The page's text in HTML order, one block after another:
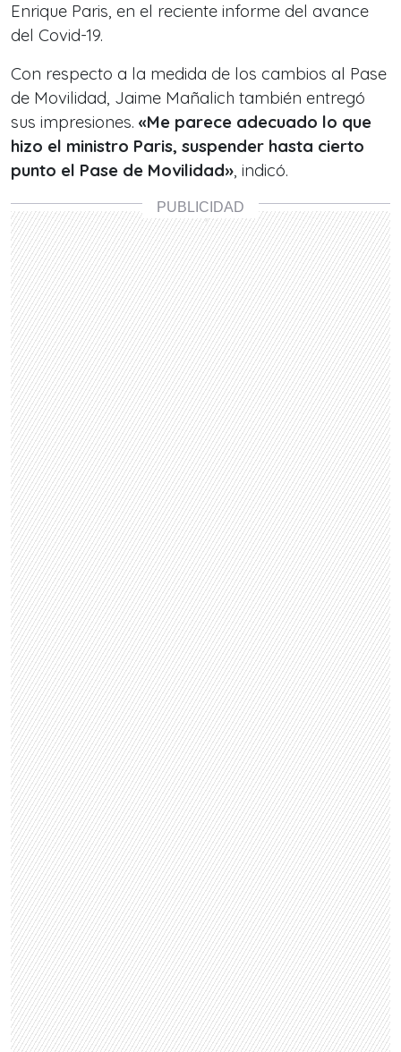
Enrique Paris, en el reciente informe del avance
del Covid-19.
Con respecto a la medida de los cambios al Pase
de Movilidad, Jaime Mañalich también entregó
sus impresiones. «Me parece adecuado lo que
hizo el ministro Paris, suspender hasta cierto
punto el Pase de Movilidad», indicó.